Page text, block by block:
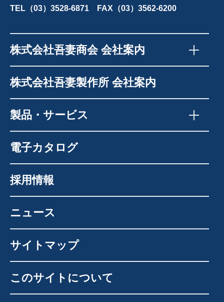
TEL（03）3528-6871 FAX（03）3562-6200
株式会社吾妻商会 会社案内
株式会社吾妻製作所 会社案内
製品・サービス
電子カタログ
採用情報
ニュース
サイトマップ
このサイトについて